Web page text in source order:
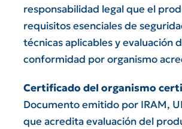
responsabilidad legal que el
requisitos esenciales de
técnicas aplicables y evaluación
conformidad por organismo
Certificado del organismo
Documento emitido por IRAM,
que acredita evaluación del